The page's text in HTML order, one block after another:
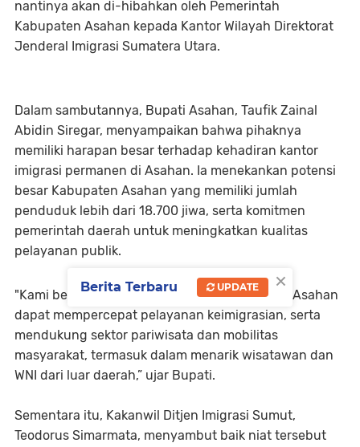
nantinya akan di-hibahkan oleh Pemerintah
Kabupaten Asahan kepada Kantor Wilayah Direktorat
Jenderal Imigrasi Sumatera Utara.
Dalam sambutannya, Bupati Asahan, Taufik Zainal
Abidin Siregar, menyampaikan bahwa pihaknya
memiliki harapan besar terhadap kehadiran kantor
imigrasi permanen di Asahan. Ia menekankan potensi
besar Kabupaten Asahan yang memiliki jumlah
penduduk lebih dari 18.700 jiwa, serta komitmen
pemerintah daerah untuk meningkatkan kualitas
pelayanan publik.
"Kami berharap keberadaan kantor imigrasi di Asahan
dapat mempercepat pelayanan keimigrasian, serta
mendukung sektor pariwisata dan mobilitas
masyarakat, termasuk dalam menarik wisatawan dan
WNI dari luar daerah,” ujar Bupati.
Sementara itu, Kakanwil Ditjen Imigrasi Sumut,
Teodorus Simarmata, menyambut baik niat tersebut
×
Berita Terbaru UPDATE